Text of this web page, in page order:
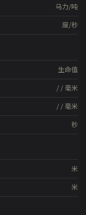
马力/吨
度/秒
生命值
/ / 毫米
/ / 毫米
秒
米
米